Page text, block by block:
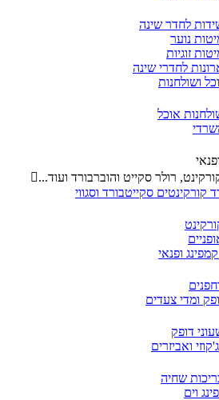
לחדר שינה
נוער
זוגיות
לחדרי שינה
ושולחנות
אוכל
רולר סקייט והוברבורד ועוד...
קורקינטים סקייטבורד וסגווי
ופנאי
ומדי צעדים
דופק
ואביזרים
שחיה
וים